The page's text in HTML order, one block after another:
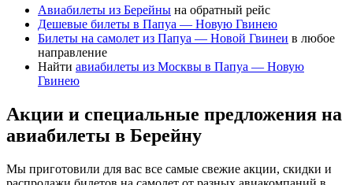
Авиабилеты из Берейны на обратный рейс
Дешевые билеты в Папуа — Новую Гвинею
Билеты на самолет из Папуа — Новой Гвинеи в любое
направление
Найти авиабилеты из Москвы в Папуа — Новую
Гвинею
Акции и специальные предложения на
авиабилеты в Берейну
Мы приготовили для вас все самые свежие акции, скидки и